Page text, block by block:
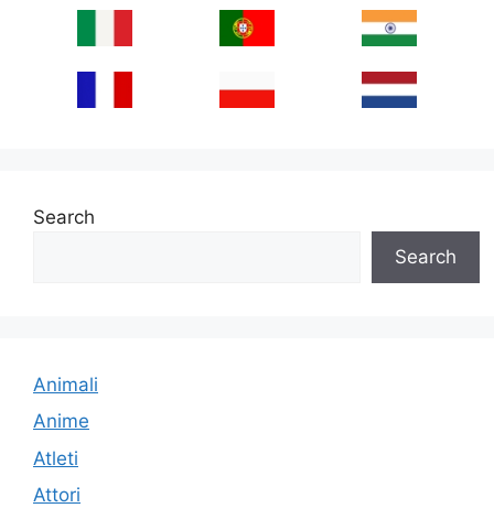
Search
Search
Animali
Anime
Atleti
Attori